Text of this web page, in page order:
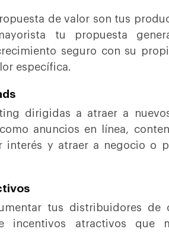
de valor son tus
tu propuesta
seguro con su
específica.
dirigidas a atraer a
anuncios en línea,
y atraer a negocio o
tus distribuidores de
incentivos atractivos que